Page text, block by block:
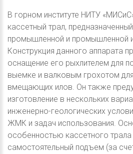
В горном институте НИТУ
кассетный трал,
промышленной и промышленной
Конструкция данного аппарата
оснащение его рыхлителем для
выемке и валковым грохотом
вмещающих илов. Он также
изготовление в нескольких
инженерно-геологических
ЖМК и задач использования.
особенностью кассетного
самостоятельный подъем (за